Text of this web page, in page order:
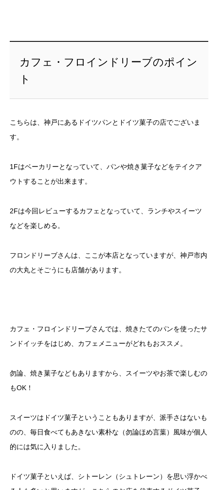
カフェ・フロインドリーブのポイン
ト
こちらは、神戸にあるドイツパンとドイツ菓子の店でございま
す。
1Fはベーカリーとなっていて、パンや焼き菓子などをテイクア
ウトすることが出来ます。
2Fは今回レビューするカフェとなっていて、ランチやスイーツ
などを楽しめる。
フロンドリーブさんは、ここが本店となっていますが、神戸市内
の大丸とそごうにも店舗があります。
カフェ・フロインドリーブさんでは、焼きたてのパンを使ったサ
ンドイッチをはじめ、カフェメニューがどれもおススメ。
勿論、焼き菓子などもありますから、スイーツやお茶で楽しむの
もOK！
スイーツはドイツ菓子ということもありますが、派手さはないも
のの、毎日食べてもあきない素朴な（勿論ほめ言葉）風味が個人
的には気に入りました。
ドイツ菓子といえば、シトーレン（シュトレーン）を思い浮かべ